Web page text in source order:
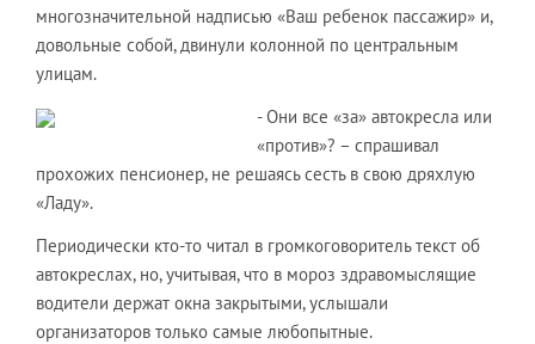
многозначительной надписью «Ваш ребенок пассажир» и,
довольные собой, двинули колонной по центральным
улицам.
- Они все «за» автокресла или
«против»? – спрашивал
прохожих пенсионер, не решаясь сесть в свою дряхлую
«Ладу».
Периодически кто-то читал в громкоговоритель текст об
автокреслах, но, учитывая, что в мороз здравомыслящие
водители держат окна закрытыми, услышали
организаторов только самые любопытные.